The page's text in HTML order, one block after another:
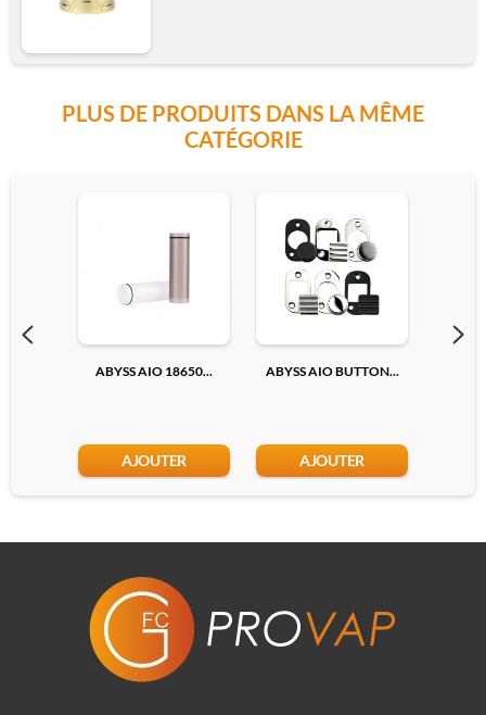
PLUS DE PRODUITS DANS LA MÊME
CATÉGORIE
ABYSS AIO 18650...
AJOUTER
ABYSS AIO BUTTON...
AJOUTER